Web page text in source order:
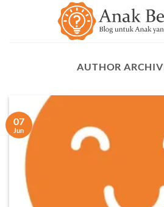
AUTHOR
07
Jun